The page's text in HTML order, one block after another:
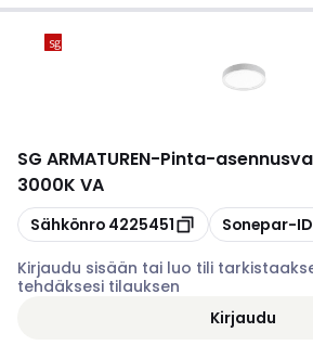
SG ARMATUREN-Pinta-
3000K VA
Kopioi
Sähkönro 4225451 Kopioi
Sonepar-ID
Kirjaudu sisään tai luo tili
tehdäksesi tilauksen
Kirjaudu